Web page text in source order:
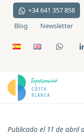
+34 641 357 858
Blog
Newsletter
Publicado el 11 de abril